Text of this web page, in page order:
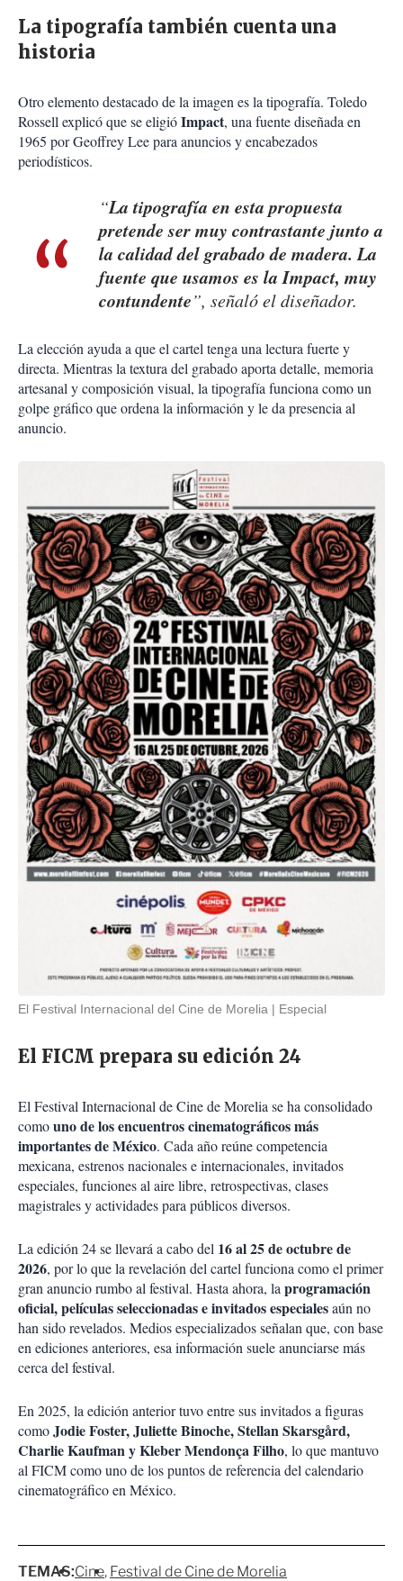
La tipografía también cuenta una
historia
Otro elemento destacado de la imagen es la tipografía. Toledo
Rossell explicó que se eligióImpact, una fuente diseñada en
1965 por Geoffrey Lee para anuncios y encabezados
periodísticos.
“La tipografía en esta propuesta
pretende ser muy contrastante junto a
la calidad del grabado de madera. La
fuente que usamos es la Impact, muy
contundente”, señaló el diseñador.
La elección ayuda a que el cartel tenga una lectura fuerte y
directa. Mientras la textura del grabado aporta detalle, memoria
artesanal y composición visual, la tipografía funciona como un
golpe gráfico que ordena la información y le da presencia al
anuncio.
El Festival Internacional del Cine de Morelia Especial
El FICM prepara su edición 24
El Festival Internacional de Cine de Morelia se ha consolidado
comouno de los encuentros cinematográficos más
importantes de México. Cada año reúne competencia
mexicana, estrenos nacionales e internacionales, invitados
especiales, funciones al aire libre, retrospectivas, clases
magistrales y actividades para públicos diversos.
La edición 24 se llevará a cabo del 16 al 25 de octubre de
2026, por lo que la revelación del cartel funciona como el primer
gran anuncio rumbo al festival. Hasta ahora, la programación
oficial, películas seleccionadas e invitados especialesaún no
han sido revelados. Medios especializados señalan que, con base
en ediciones anteriores, esa información suele anunciarse más
cerca del festival.
En 2025, la edición anterior tuvo entre sus invitados a figuras
comoJodie Foster, Juliette Binoche, Stellan Skarsgård,
Charlie Kaufman y Kleber Mendonça Filho, lo que mantuvo
al FICM como uno de los puntos de referencia del calendario
cinematográfico en México.
TEMAS:Cine Festival de Cine de Morelia